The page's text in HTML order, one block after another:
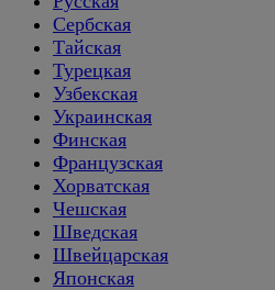
Сербская
Тайская
Турецкая
Узбекская
Украинская
Финская
Французская
Хорватская
Чешская
Шведская
Швейцарская
Японская